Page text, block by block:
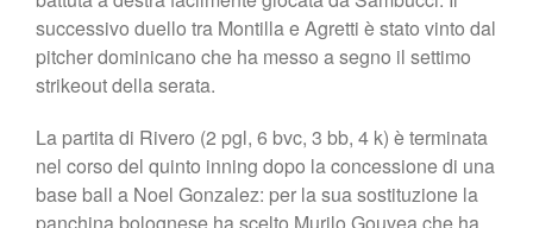
successivo duello tra Montilla e Agretti è stato vinto dal
pitcher dominicano che ha messo a segno il settimo
strikeout della serata.
La partita di Rivero (2 pgl, 6 bvc, 3 bb, 4 k) è terminata
nel corso del quinto inning dopo la concessione di una
base ball a Noel Gonzalez: per la sua sostituzione la
panchina bolognese ha scelto Murilo Gouvea che ha